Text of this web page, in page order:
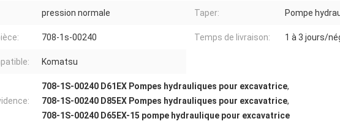
pression normale Taper: Pompe
708-1s-00240 Temps de livraison: 1 à 3 jours/
Komatsu
708-1S-00240 D61EX Pompes hydrauliques pour excavatrice,
708-1S-00240 D85EX Pompes hydrauliques pour excavatrice,
708-1S-00240 D65EX-15 pompe hydraulique pour excavatrice